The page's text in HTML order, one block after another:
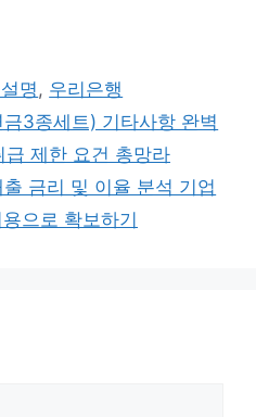
명, 우리은행
3종세트) 기타사항 완벽
제한 요건 총망라
금리 및 이율 분석 기업
으로 확보하기